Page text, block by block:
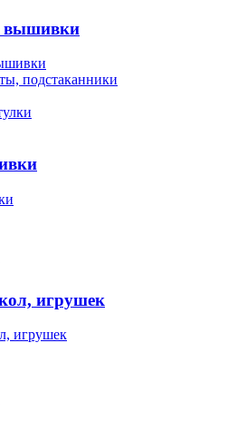
вышивки
подстаканники
игрушек